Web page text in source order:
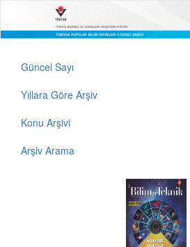
Güncel Sayı
Yıllara Göre Arşiv
Konu Arşivi
Arşiv Arama